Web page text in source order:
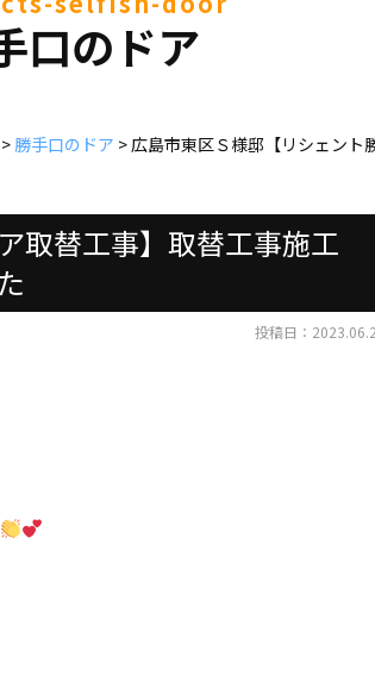
口のドア
> 勝手口のドア >広島市東区Ｓ様邸【リシェント
取替工事】取替工事施工
投稿日：